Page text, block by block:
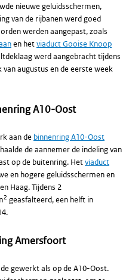
nieuwe geluidsschermen,
van de rijbanen werd goed
werden aangepast, zoals
en hetviaduct Gooise Knoop
werd aangebracht tijdens
augustus en de eerste week
A10-Oost
aan de binnenring A10-Oost
de aannemer de indeling van
op de buitenring. Hetviaduct
en hogere geluidsschermen en
Haag. Tijdens 2
2 geasfalteerd, een helft in
Amersfoort
gewerkt als op de A10-Oost.